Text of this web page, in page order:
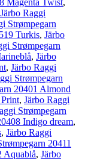
Magenta Twist,
Järbo Raggi
Strømpegarn
Turkis, Järbo
Strømpegarn
, Järbo
, Järbo Raggi
Strømpegarn
20401 Almond
, Järbo Raggi
Strømpegarn
Indigo dream,
, Järbo Raggi
20411
Aquablå, Järbo